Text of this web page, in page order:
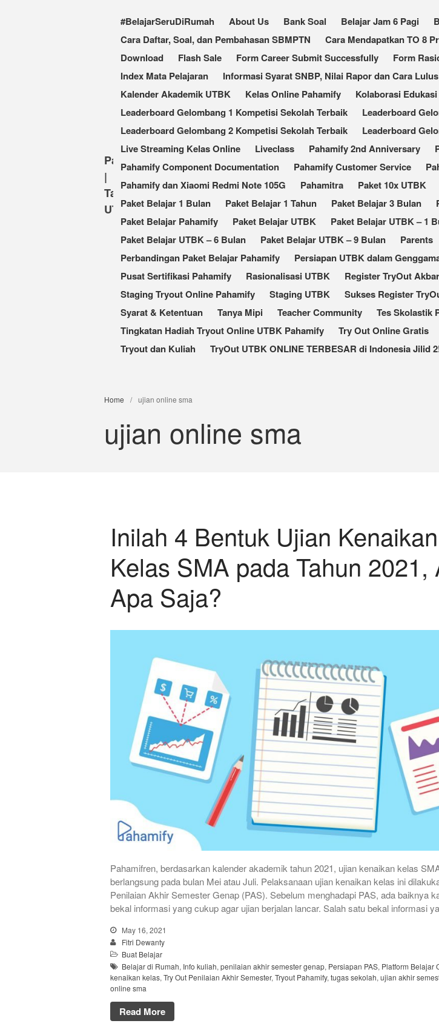
Pahamify
|
Taklukkan
UTBK
#BelajarSeruDiRumah About Us Bank Soal Belajar Jam 6 Pagi
Cara Daftar, Soal, dan Pembahasan SBMPTN
Cara Mendapatkan TO 8
Download
Flash Sale Form Career Submit Successfully Form
Index Mata Pelajaran
Informasi Syarat SNBP, Nilai Rapor dan Cara
Kalender Akademik UTBK
Kelas Online Pahamify Kolaborasi Edukasi
Leaderboard Gelombang 1 Kompetisi Sekolah Terbaik​
Leaderboard
Leaderboard Gelombang 2 Kompetisi Sekolah Terbaik
Leaderboard
Live Streaming Kelas Online
Liveclass Pahamify 2nd Anniversary
Pahamify Component Documentation
Pahamify Customer Service
Pahamify dan Xiaomi Redmi Note 105G
Pahamitra Paket 10x UTBK
Paket Belajar 1 Bulan
Paket Belajar 1 Tahun Paket Belajar 3 Bulan
Paket Belajar Pahamify
Paket Belajar UTBK Paket Belajar UTBK – 1
Paket Belajar UTBK – 6 Bulan
Paket Belajar UTBK – 9 Bulan Parents
Perbandingan Paket Belajar Pahamify
Persiapan UTBK dalam
Pusat Sertifikasi Pahamify
Rasionalisasi UTBK Register TryOut Akbar
Staging Tryout Online Pahamify
Staging UTBK Sukses Register
Syarat & Ketentuan
Tanya Mipi Teacher Community Tes Skolastik
Tingkatan Hadiah Tryout Online UTBK Pahamify
Try Out Online Gratis
Tryout dan Kuliah
TryOut UTBK ONLINE TERBESAR di Indonesia Jilid
Home / ujian online sma
ujian online sma
Inilah 4 Bentuk Ujian Kenaikan
Kelas SMA pada Tahun 2021,
Apa Saja?
Pahamifren, berdasarkan kalender akademik tahun 2021, ujian kenaikan kelas
berlangsung pada bulan Mei atau Juli. Pelaksanaan ujian kenaikan kelas ini
Penilaian Akhir Semester Genap (PAS). Sebelum menghadapi PAS, ada baiknya
bekal informasi yang cukup agar ujian berjalan lancar. Salah satu bekal informasi
May 16, 2021
Fitri Dewanty
Buat Belajar
Belajar di Rumah, Info kuliah, penilaian akhir semester genap, Persiapan PAS, Platform Belajar
kenaikan kelas, Try Out Penilaian Akhir Semester, Tryout Pahamify, tugas sekolah, ujian akhir
online sma
Read More